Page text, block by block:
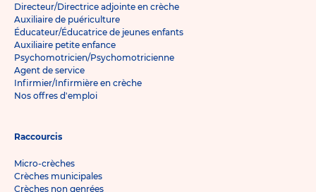
Directeur/Directrice adjointe en crèche
Auxiliaire de puériculture
Éducateur/Éducatrice de jeunes enfants
Auxiliaire petite enfance
Psychomotricien/Psychomotricienne
Agent de service
Infirmier/Infirmière en crèche
Nos offres d'emploi
Raccourcis
Micro-crèches
Crèches municipales
Crèches non genrées